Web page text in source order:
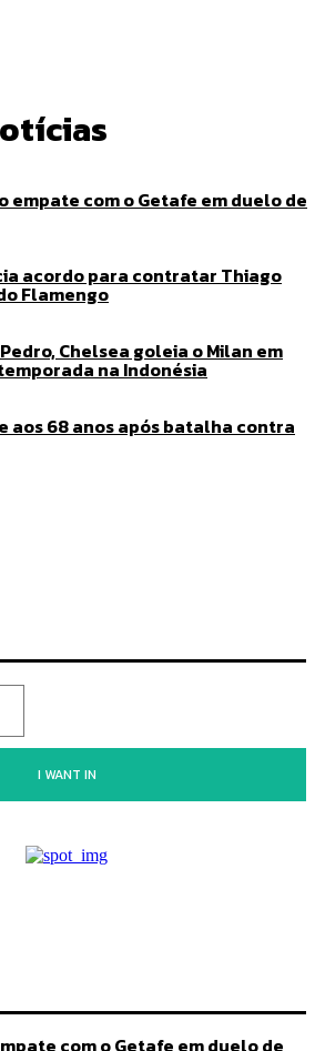
empate com o Getafe em duelo de
acordo para contratar Thiago
Flamengo
Chelsea goleia o Milan em
na Indonésia
aos 68 anos após batalha contra
I WANT IN
com o Getafe em duelo de